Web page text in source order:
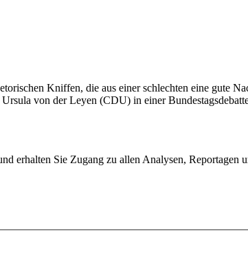
Kniffen, die aus einer schlechten eine gute
von der Leyen (CDU) in einer
erhalten Sie Zugang zu allen Analysen, Reportagen